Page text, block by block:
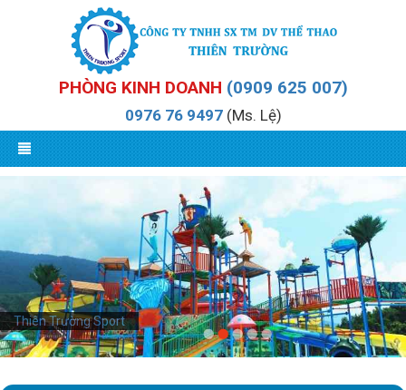
PHÒNG KINH DOANH (0909 625 007)
0976 76 9497(Ms. Lệ)
Thiên Trường Sport